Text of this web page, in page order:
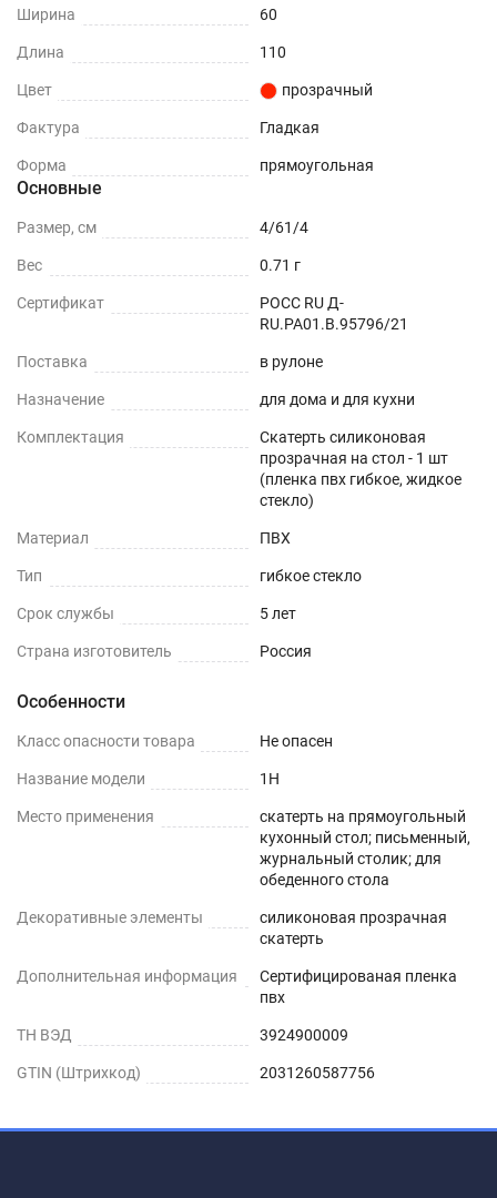
Влагостойкость
Защита поверхности вашего стола от воды и
пролитых жидкостей.
ПОДХОДИТ ДЛЯ ЛЮБОГО ИНТЕРЬЕРА
поверхности - дерево, стекло, пластик, мрамор,
гранит, металл и текстиль.
СТОЛЕШНИЦЫ
ЖУРНАЛЬНЫЙ СТОЛ
ДЕТСКИЙ СТОЛ
ПОДГОТОВКА К ИСПОЛЬЗОВАНИЮ
присутствовать слабый быстро выветриваемый
запах. Перед использованием пленки, протрите
её поверхность влажной салфеткой с мыльным
Дайте высохнуть – запах выветривается
Шаг 3
вниз. Дополнительное закрепление не
Ширина 60
Длина 110
Цвет прозрачный
Фактура Гладкая
Форма прямоугольная
Основные
Размер, см 4/61/4
Вес 0.71 г
Сертификат
РОСС RU Д-
RU.РА01.В.95796/21
Поставка в рулоне
Назначение для дома и для кухни
Комплектация
Скатерть силиконовая
прозрачная на стол - 1 шт
(пленка пвх гибкое, жидкое
стекло)
Материал ПВХ
Тип гибкое стекло
Срок службы 5 лет
Страна изготовитель Россия
Особенности
Класс опасности товара Не опасен
Название модели 1H
Место применения
скатерть на прямоугольный
кухонный стол; письменный,
журнальный столик; для
обеденного стола
Декоративные элементы
силиконовая прозрачная
скатерть
Дополнительная информация
Сертифицированая пленка
пвх
ТН ВЭД 3924900009
GTIN (Штрихкод) 2031260587756